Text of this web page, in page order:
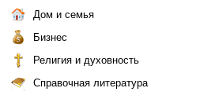
Дом и семья
Бизнес
Религия и духовность
Справочная литература